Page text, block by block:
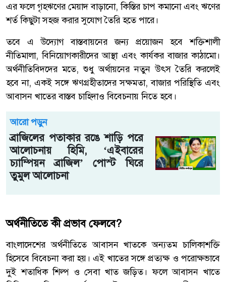
এর ফলে গৃহঋণের মেয়াদ বাড়ানো, কিস্তির চাপ কমানো এবং ঋণের
শর্ত কিছুটা সহজ করার সুযোগ তৈরি হতে পারে।
তবে এ উদ্যোগ বাস্তবায়নের জন্য প্রয়োজন হবে শক্তিশালী
নীতিমালা, বিনিয়োগকারীদের আস্থা এবং কার্যকর বাজার কাঠামো।
অর্থনীতিবিদদের মতে, শুধু অর্থায়নের নতুন উৎস তৈরি করলেই
হবে না, একই সঙ্গে ঋণগ্রহীতাদের সক্ষমতা, বাজার পরিস্থিতি এবং
আবাসন খাতের বাস্তব চাহিদাও বিবেচনায় নিতে হবে।
আরো পড়ুন
ব্রাজিলের পতাকার রঙে শাড়ি পরে
আলোচনায় হিমি, ‘এইবারের
চ্যাম্পিয়ন ব্রাজিল’ পোস্ট ঘিরে
তুমুল আলোচনা
অর্থনীতিতে কী প্রভাব ফেলবে?
বাংলাদেশের অর্থনীতিতে আবাসন খাতকে অন্যতম চালিকাশক্তি
হিসেবে বিবেচনা করা হয়। এই খাতের সঙ্গে প্রত্যক্ষ ও পরোক্ষভাবে
দুই শতাধিক শিল্প ও সেবা খাত জড়িত। ফলে আবাসন খাতে